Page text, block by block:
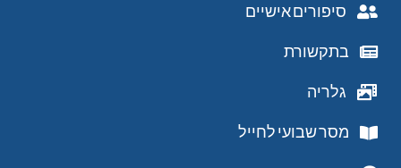
סיפורים אישיים
בתקשורת
גלריה
מסר שבועי לחייל